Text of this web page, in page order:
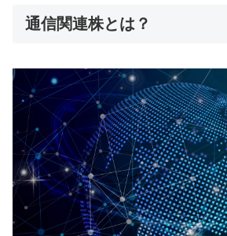
通信関連株とは？